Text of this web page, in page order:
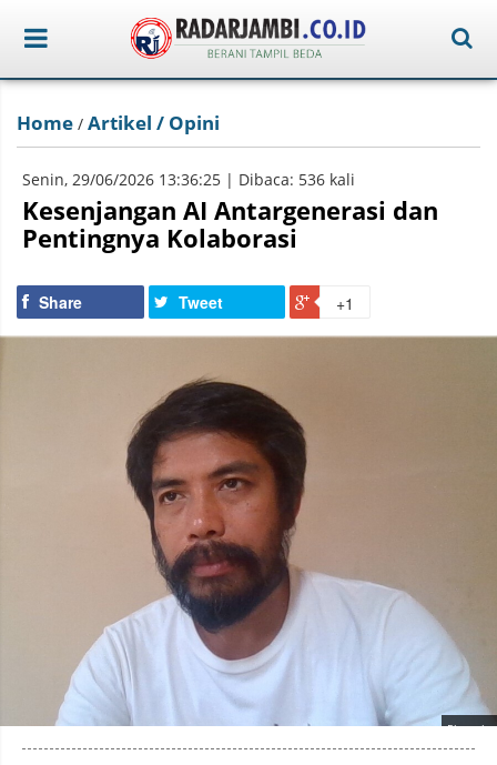
Home / Artikel / Opini
Senin, 29/06/2026 13:36:25 | Dibaca: 536 kali
Kesenjangan AI Antargenerasi dan
Pentingnya Kolaborasi
Share Tweet +1
Photo by